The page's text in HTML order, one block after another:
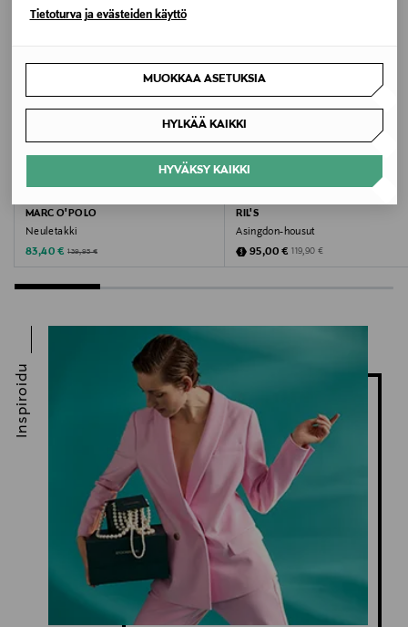
Tietoturva ja evästeiden käyttö
MUOKKAA ASETUKSIA
HYLKÄÄ KAIKKI
HYVÄKSY KAIKKI
MARC O'POLO
Neuletakki
Discounted Price
83,40 € Original Price
139,95 €
RIL'S
Asingdon-housut
Discounted Price
95,00 € Original Price
119,90 €
Inspiroidu